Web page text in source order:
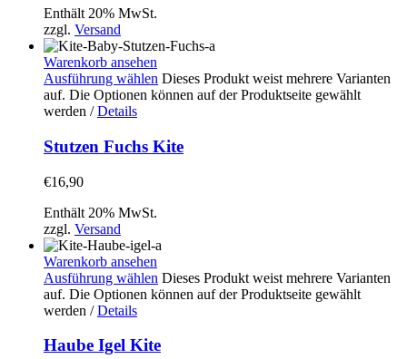
Enthält 20% MwSt.
zzgl. Versand
Warenkorb ansehen
Ausführung wählen Dieses Produkt weist mehrere Varianten
auf. Die Optionen können auf der Produktseite gewählt
werden / Details
Stutzen Fuchs Kite
€16,90
Enthält 20% MwSt.
zzgl. Versand
Warenkorb ansehen
Ausführung wählen Dieses Produkt weist mehrere Varianten
auf. Die Optionen können auf der Produktseite gewählt
werden / Details
Haube Igel Kite